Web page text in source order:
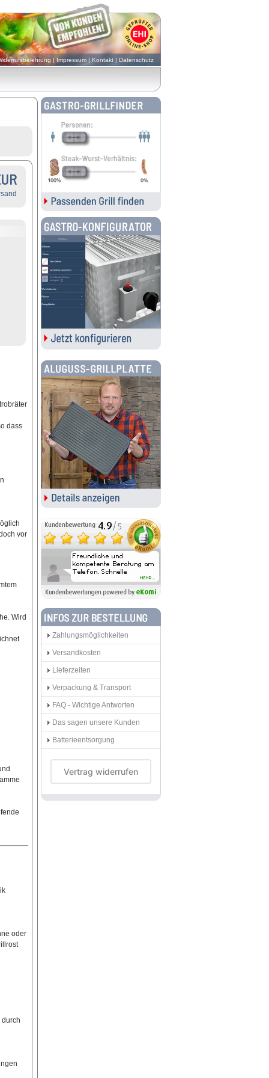
| Impressum| Kontakt| Datenschutz
dass
vor
Wird
oder
Zahlungsmöglichkeiten
Versandkosten
Lieferzeiten
Verpackung & Transport
FAQ - Wichtige Antworten
Das sagen unsere Kunden
Batterieentsorgung
Vertrag widerrufen